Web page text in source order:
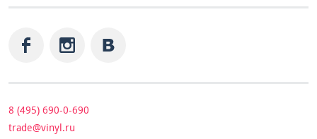
8 (495) 690-0-690
trade@vinyl.ru